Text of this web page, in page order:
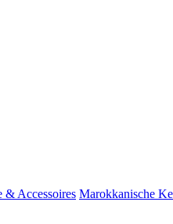
& Accessoires Marokkanische